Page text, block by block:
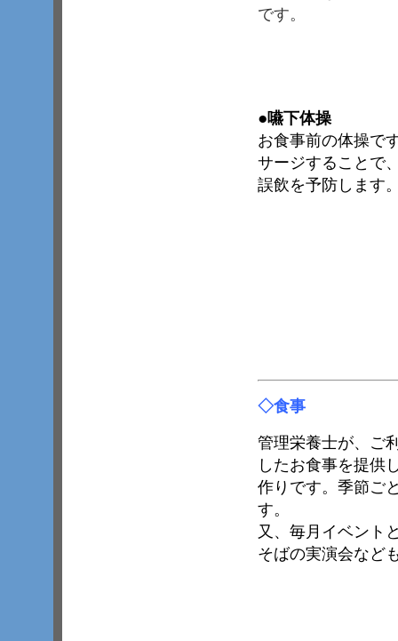
です。
●嚥下体操
お食事前の体操で
サージすることで
誤飲を予防します
◇食事
管理栄養士が、ご
したお食事を提供
作りです。季節ご
す。
又、毎月イベント
そばの実演会など